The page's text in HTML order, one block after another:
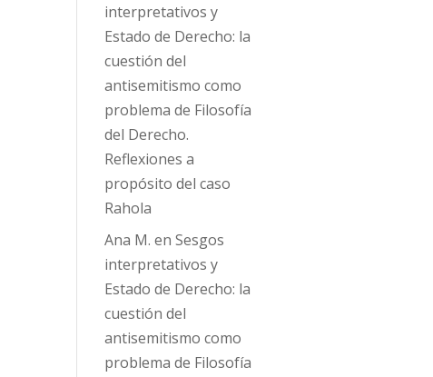
interpretativos y
Estado de Derecho: la
cuestión del
antisemitismo como
problema de Filosofía
del Derecho.
Reflexiones a
propósito del caso
Rahola
Ana M. en Sesgos
interpretativos y
Estado de Derecho: la
cuestión del
antisemitismo como
problema de Filosofía